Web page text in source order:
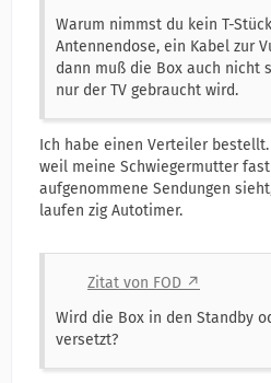
Warum nimmst du kein T-
Antennendose, ein Kabel zur
dann muß die Box auch nicht
nur der TV gebraucht wird.
Ich habe einen Verteiler
weil meine Schwiegermutter
aufgenommene Sendungen
laufen zig Autotimer.
Zitat von FOD
Wird die Box in den Standby
versetzt?